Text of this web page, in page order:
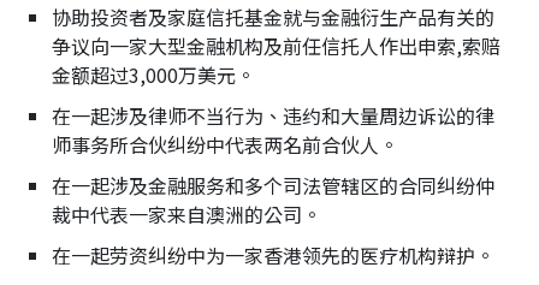
协助投资者及家庭信托基金就与金融衍生产品有关的
争议向一家大型金融机构及前任信托人作出申索,索赔
金额超过3,000万美元。
在一起涉及律师不当行为、违约和大量周边诉讼的律
师事务所合伙纠纷中代表两名前合伙人。
在一起涉及金融服务和多个司法管辖区的合同纠纷仲
裁中代表一家来自澳洲的公司。
在一起劳资纠纷中为一家香港领先的医疗机构辩护。